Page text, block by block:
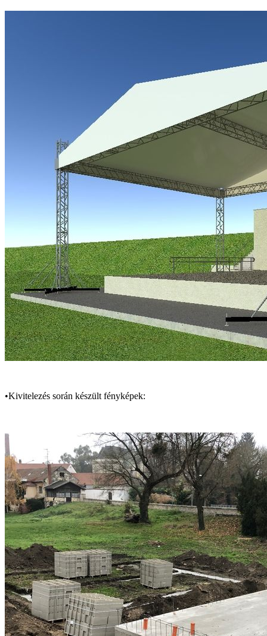
•Kivitelezés során készült fényképek: